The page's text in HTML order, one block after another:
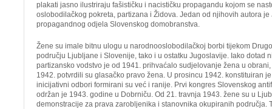
plakati jasno ilustriraju fašističku i nacističku propagandu kojom se
oslobodilačkog pokreta, partizana i Židova. Jedan od njihovih autora je
propagandnog odjela Slovenskog domobranstva.
Žene su imale bitnu ulogu u narodnooslobodilačkoj borbi tijekom
području Ljubljane i Slovenije, tako i u ostatku Jugoslavije. Iako dotad
partizansko vodstvo je od 1941. prihvaćalo sudjelovanje žena u
1942. potvrdili su glasačko pravo žena. U prosincu 1942. konstituiran
inicijativni odbori formirani su već i ranije. Prvi kongres Slovenskog
održan je 1943. godine u Dobrniču. Od 21. travnja 1943. žene su u
demonstracije za prava zarobljenika i stanovnika okupiranih područja.